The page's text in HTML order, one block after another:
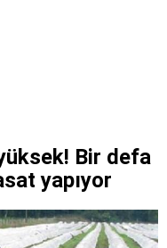
Bir defa
yapıyor